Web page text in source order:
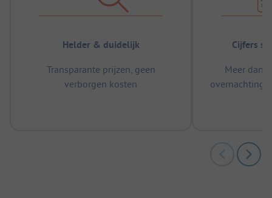
Helder & duidelijk
Transparante prijzen, geen
verborgen kosten
Cijfers
Meer dan